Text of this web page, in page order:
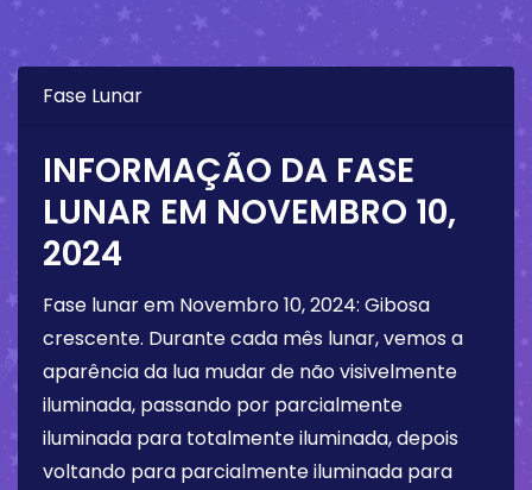
Fase Lunar
INFORMAÇÃO DA FASE
LUNAR EM NOVEMBRO 10,
2024
Fase lunar em Novembro 10, 2024: Gibosa
crescente. Durante cada mês lunar, vemos a
aparência da lua mudar de não visivelmente
iluminada, passando por parcialmente
iluminada para totalmente iluminada, depois
voltando para parcialmente iluminada para